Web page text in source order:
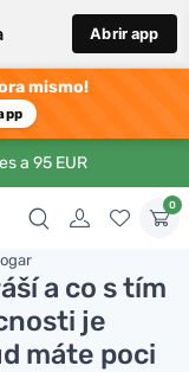
Abrir app
mismo!
a 95 EUR
0
a co s tím
je
máte poci